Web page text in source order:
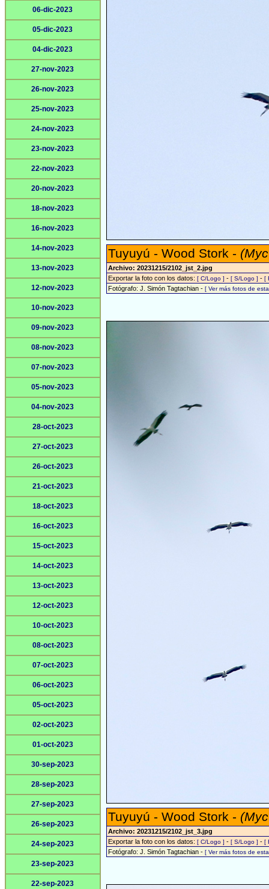
06-dic-2023
05-dic-2023
04-dic-2023
27-nov-2023
26-nov-2023
25-nov-2023
24-nov-2023
23-nov-2023
22-nov-2023
20-nov-2023
18-nov-2023
16-nov-2023
14-nov-2023
13-nov-2023
12-nov-2023
10-nov-2023
09-nov-2023
08-nov-2023
07-nov-2023
05-nov-2023
04-nov-2023
28-oct-2023
27-oct-2023
26-oct-2023
21-oct-2023
18-oct-2023
16-oct-2023
15-oct-2023
14-oct-2023
13-oct-2023
12-oct-2023
10-oct-2023
08-oct-2023
07-oct-2023
06-oct-2023
05-oct-2023
02-oct-2023
01-oct-2023
30-sep-2023
28-sep-2023
27-sep-2023
26-sep-2023
24-sep-2023
23-sep-2023
22-sep-2023
Tuyuyú - Wood Stork -
Archivo: 20231215/2102_jst_2.jpg
Exportar la foto con los datos: [ C/Logo ] - [ S/Logo ] - [
Fotógrafo: J. Simón Tagtachian - [ Ver más fotos de
Tuyuyú - Wood Stork -
Archivo: 20231215/2102_jst_3.jpg
Exportar la foto con los datos: [ C/Logo ] - [ S/Logo ] - [
Fotógrafo: J. Simón Tagtachian - [ Ver más fotos de